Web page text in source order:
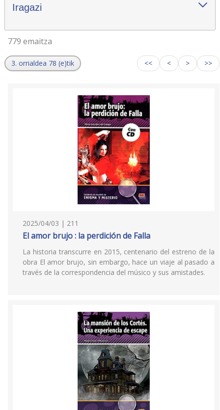
Iragazi
779 emaitza
3. orrialdea 78 (e)tik << < > >>
2025/04/03 | 211
El amor brujo : la perdición de Falla
La historia transcurre en 2015, centenario del estreno de la
obra El amor brujo, sin embargo, hace un viaje al pasado a
través de la correspondencia del músico y sus amistades.